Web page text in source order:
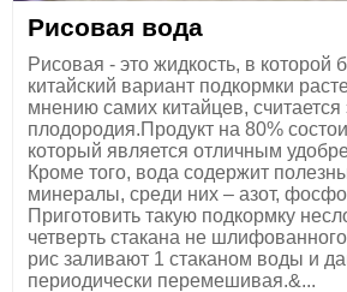
Рисовая вода
Рисовая - это жидкость, в которой
китайский вариант подкормки
мнению самих китайцев, считается
плодородия.Продукт на 80%
который является отличным
Кроме того, вода содержит
минералы, среди них – азот,
Приготовить такую подкормку
четверть стакана не
рис заливают 1 стаканом воды и
периодически перемешивая.&...